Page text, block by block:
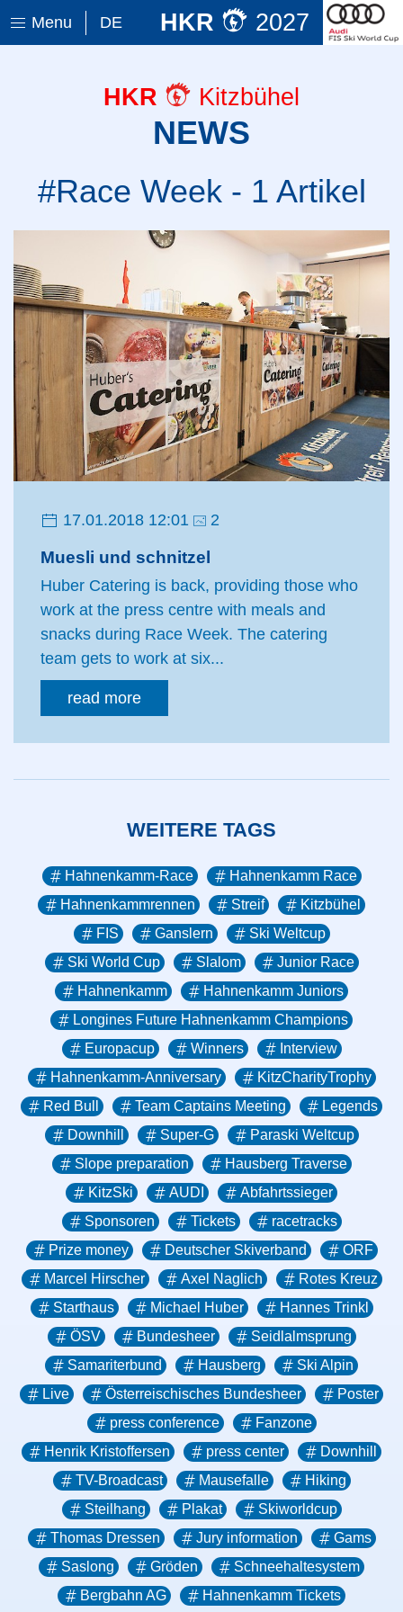
Menu DE HKR 2027
HKR Kitzbühel
NEWS
#Race Week - 1 Artikel
17.01.2018 12:01 2
Muesli und schnitzel
Huber Catering is back, providing those who
work at the press centre with meals and
snacks during Race Week. The catering
team gets to work at six...
read more
WEITERE TAGS
Hahnenkamm-Race
Hahnenkamm Race
Hahnenkammrennen
Streif
Kitzbühel
FIS
Ganslern
Ski Weltcup
Ski World Cup
Slalom
Junior Race
Hahnenkamm
Hahnenkamm Juniors
Longines Future Hahnenkamm Champions
Europacup
Winners
Interview
Hahnenkamm-Anniversary
KitzCharityTrophy
Red Bull
Team Captains Meeting
Legends
Downhill
Super-G
Paraski Weltcup
Slope preparation
Hausberg Traverse
KitzSki
AUDI
Abfahrtssieger
Sponsoren
Tickets
racetracks
Prize money
Deutscher Skiverband
ORF
Marcel Hirscher
Axel Naglich
Rotes Kreuz
Starthaus
Michael Huber
Hannes Trinkl
ÖSV
Bundesheer
Seidlalmsprung
Samariterbund
Hausberg
Ski Alpin
Live
Österreischisches Bundesheer
Poster
press conference
Fanzone
Henrik Kristoffersen
press center
Downhill
TV-Broadcast
Mausefalle
Hiking
Steilhang
Plakat
Skiworldcup
Thomas Dressen
Jury information
Gams
Saslong
Gröden
Schneehaltesystem
Bergbahn AG
Hahnenkamm Tickets